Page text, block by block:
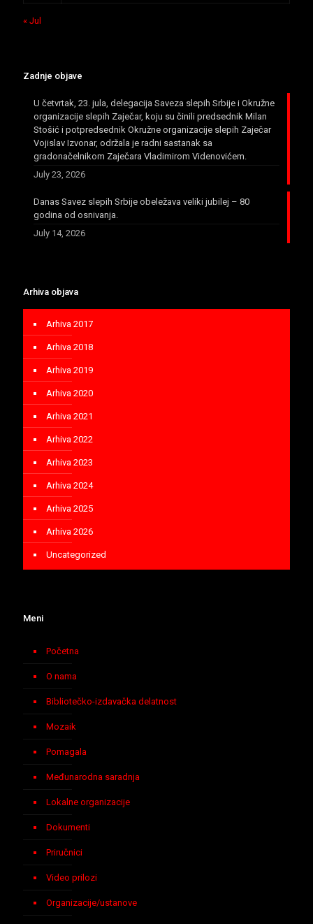
« Jul
Zadnje objave
U četvrtak, 23. jula, delegacija Saveza slepih Srbije i Okružne
organizacije slepih Zaječar, koju su činili predsednik Milan
Stošić i potpredsednik Okružne organizacije slepih Zaječar
Vojislav Izvonar, održala je radni sastanak sa
gradonačelnikom Zaječara Vladimirom Videnovićem.
July 23, 2026
Danas Savez slepih Srbije obeležava veliki jubilej – 80
godina od osnivanja.
July 14, 2026
Arhiva objava
Arhiva 2017
Arhiva 2018
Arhiva 2019
Arhiva 2020
Arhiva 2021
Arhiva 2022
Arhiva 2023
Arhiva 2024
Arhiva 2025
Arhiva 2026
Uncategorized
Meni
Početna
O nama
Bibliotečko-izdavačka delatnost
Mozaik
Pomagala
Međunarodna saradnja
Lokalne organizacije
Dokumenti
Priručnici
Video prilozi
Organizacije/ustanove